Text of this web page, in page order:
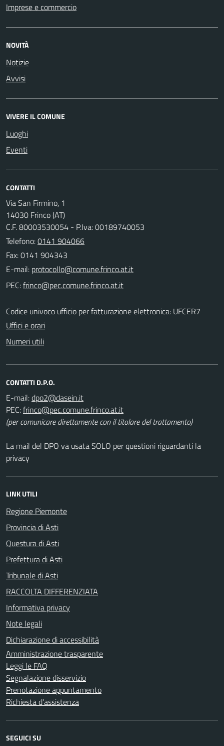
Imprese e commercio
NOVITÀ
Notizie
Avvisi
VIVERE IL COMUNE
Luoghi
Eventi
CONTATTI
Via San Firmino, 1
14030 Frinco (AT)
C.F. 80003530054 - P.Iva: 00189740053
Telefono:0141 904066
Fax: 0141 904343
E-mail:
PEC:
Codice univoco ufficio per fatturazione elettronica: UFCER7
Uffici e orari
Numeri utili
CONTATTI D.P.O.
E-mail:
PEC:
(per comunicare direttamente con il titolare del trattamento)
La mail del DPO va usata SOLO per questioni riguardanti la
privacy
LINK UTILI
Regione Piemonte
Provincia di Asti
Questura di Asti
Prefettura di Asti
Tribunale di Asti
RACCOLTA DIFFERENZIATA
Informativa privacy
Note legali
Dichiarazione di accessibilità
Amministrazione trasparente
Leggi le FAQ
Segnalazione disservizio
Prenotazione appuntamento
Richiesta d'assistenza
SEGUICI SU